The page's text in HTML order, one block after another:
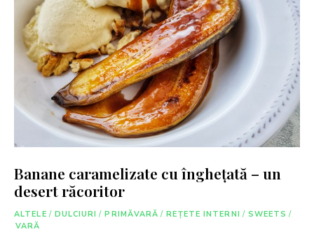
Banane caramelizate cu înghețată – un
desert răcoritor
ALTELE / DULCIURI / PRIMĂVARĂ / REȚETE INTERNI / SWEETS /
VARĂ